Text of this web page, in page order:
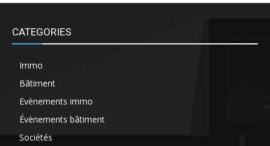
CATEGORIES
Immo
Bâtiment
Evènements immo
Évènements bâtiment
Sociétés